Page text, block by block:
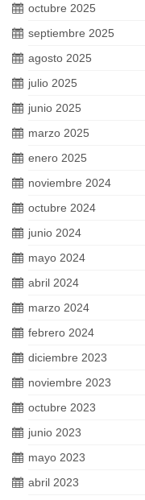
octubre 2025
septiembre 2025
agosto 2025
julio 2025
junio 2025
marzo 2025
enero 2025
noviembre 2024
octubre 2024
junio 2024
mayo 2024
abril 2024
marzo 2024
febrero 2024
diciembre 2023
noviembre 2023
octubre 2023
junio 2023
mayo 2023
abril 2023